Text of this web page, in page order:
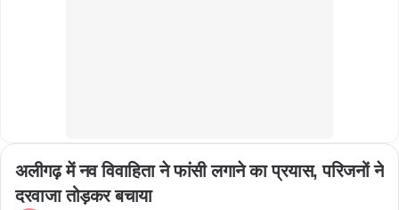
अलीगढ़ में नव विवाहिता ने फांसी लगाने का प्रयास, परिजनों ने
दरवाजा तोड़कर बचाया